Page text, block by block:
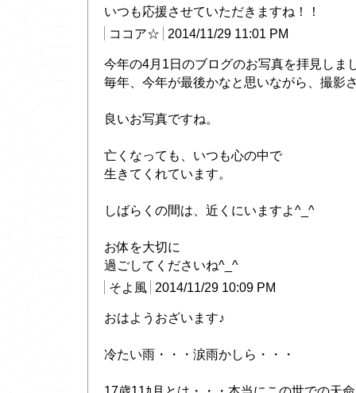
いつも応援させていただきますね！！
ココア☆
2014/11/29 11:01 PM
今年の4月1日のブログのお写真を拝見しま
毎年、今年が最後かなと思いながら、撮影
良いお写真ですね。
亡くなっても、いつも心の中で
生きてくれています。
しばらくの間は、近くにいますよ^_^
お体を大切に
過ごしてくださいね^_^
そよ風
2014/11/29 10:09 PM
おはようおざいます♪
冷たい雨・・・涙雨かしら・・・